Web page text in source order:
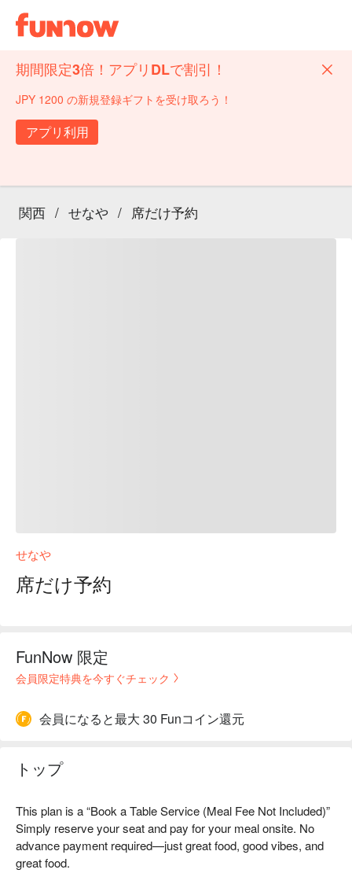
期間限定3倍！アプリDLで割引！
JPY 1200 の新規登録ギフトを受け取ろう！
アプリ利用
関西 / せなや / 席だけ予約
せなや
席だけ予約
FunNow 限定
会員限定特典を今すぐチェック
会員になると最大 30 Funコイン還元
トップ
This plan is a “Book a Table Service (Meal Fee Not Included)”
Simply reserve your seat and pay for your meal onsite. No
advance payment required—just great food, good vibes, and
great food.